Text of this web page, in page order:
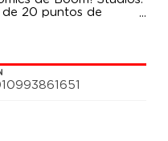
20 puntos de
diferentes poses y
exhibir la Tortuga
y Tommy
Clan Foot o sin la
armas basadas en los
combate y un par